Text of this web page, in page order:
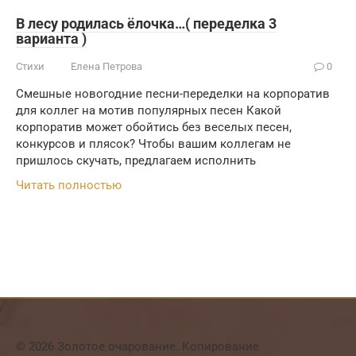
В лесу родилась ёлочка…( переделка 3
варианта )
Стихи Елена Петрова 0
Смешные новогодние песни-переделки на корпоратив
для коллег на мотив популярных песен Какой
корпоратив может обойтись без веселых песен,
конкурсов и плясок? Чтобы вашим коллегам не
пришлось скучать, предлагаем исполнить
Читать полностью
© 2026 Золотое очарование. Копирование